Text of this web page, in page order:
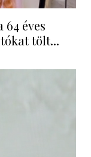
éves
tölt...